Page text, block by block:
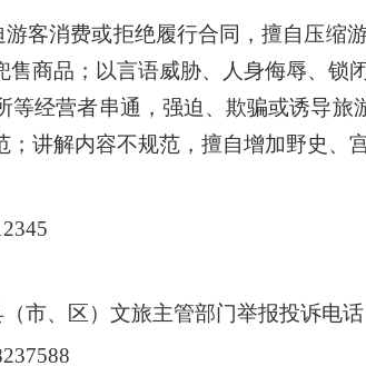
客消费或拒绝履行合同，擅自压缩
商品；以言语威胁、人身侮辱、锁
经营者串通，强迫、欺骗或诱导旅
讲解内容不规范，擅自增加野史、
（市、区）文旅主管部门举报投诉电话